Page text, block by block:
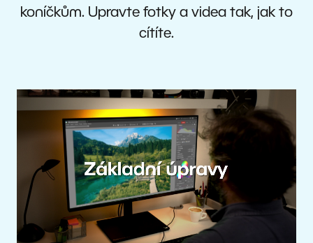
koníčkům. Upravte fotky a videa tak, jak to
cítíte.